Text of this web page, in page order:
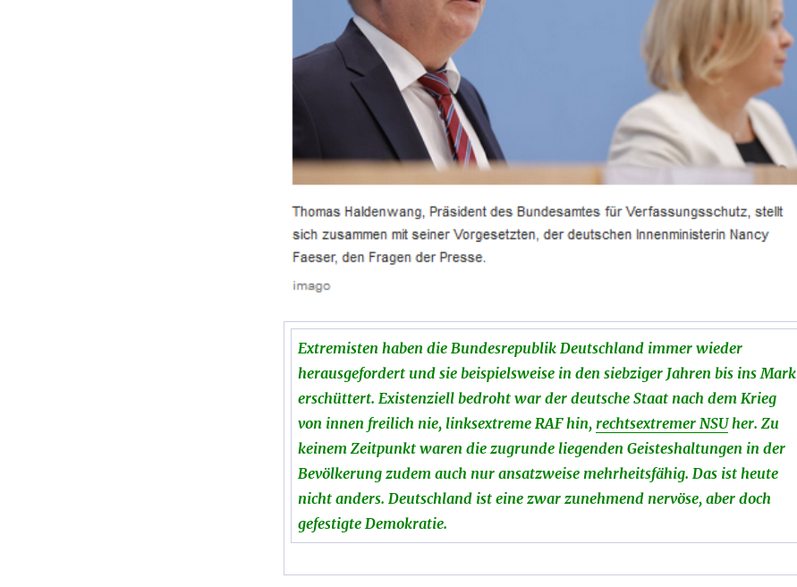
Extremisten haben die Bundesrepublik Deutschland immer wieder
herausgefordert und sie beispielsweise in den siebziger Jahren bis ins Mark
erschüttert. Existenziell bedroht war der deutsche Staat nach dem Krieg
von innen freilich nie, linksextreme RAF hin, rechtsextremer NSUher. Zu
keinem Zeitpunkt waren die zugrunde liegenden Geisteshaltungen in der
Bevölkerung zudem auch nur ansatzweise mehrheitsfähig. Das ist heute
nicht anders. Deutschland ist eine zwar zunehmend nervöse, aber doch
gefestigte Demokratie.